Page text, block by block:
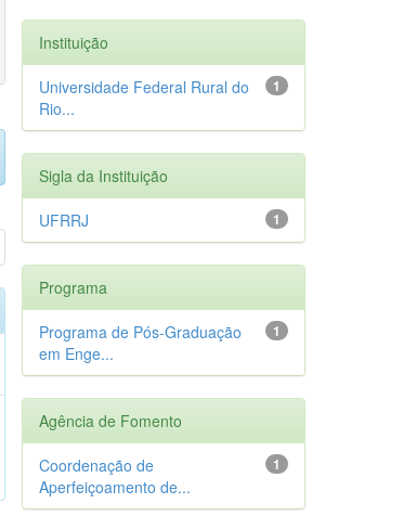
Instituição
1
Universidade Federal Rural do
Rio...
Sigla da Instituição
1
UFRRJ
Programa
1
Programa de Pós-Graduação
em Enge...
Agência de Fomento
1
Coordenação de
Aperfeiçoamento de...